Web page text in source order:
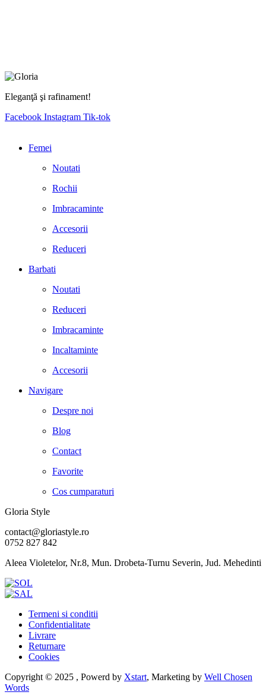
Eleganţă şi rafinament!
Facebook Instagram Tik-tok
Femei
Noutati
Rochii
Imbracaminte
Accesorii
Reduceri
Barbati
Noutati
Reduceri
Imbracaminte
Incaltaminte
Accesorii
Navigare
Despre noi
Blog
Contact
Favorite
Cos cumparaturi
Gloria Style
contact@gloriastyle.ro
0752 827 842
Aleea Violetelor, Nr.8, Mun. Drobeta-Turnu Severin, Jud. Mehedinti
Termeni si conditii
Confidentialitate
Livrare
Returnare
Cookies
Copyright © 2025 , Powerd by Xstart, Marketing by Well Chosen
Words